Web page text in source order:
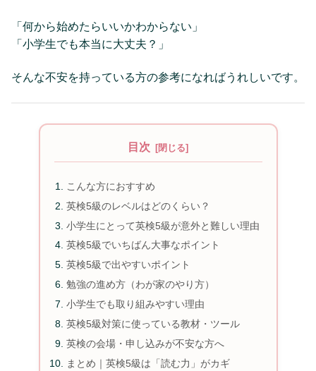
「何から始めたらいいかわからない」
「小学生でも本当に大丈夫？」
そんな不安を持っている方の参考になればうれしいです。
目次
こんな方におすすめ
英検5級のレベルはどのくらい？
小学生にとって英検5級が意外と難しい理由
英検5級でいちばん大事なポイント
英検5級で出やすいポイント
勉強の進め方（わが家のやり方）
小学生でも取り組みやすい理由
英検5級対策に使っている教材・ツール
英検の会場・申し込みが不安な方へ
まとめ｜英検5級は「読む力」がカギ